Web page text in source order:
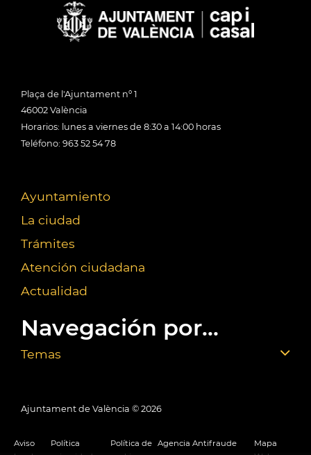
Plaça de l'Ajuntament nº 1
46002 València
Horarios: lunes a viernes de 8:30 a 14:00 horas
Teléfono: 963 52 54 78
Ayuntamiento
La ciudad
Trámites
Atención ciudadana
Actualidad
Navegación por...
Temas
Ajuntament de València © 2026
Aviso
Política
Política de Agencia Antifraude
Mapa